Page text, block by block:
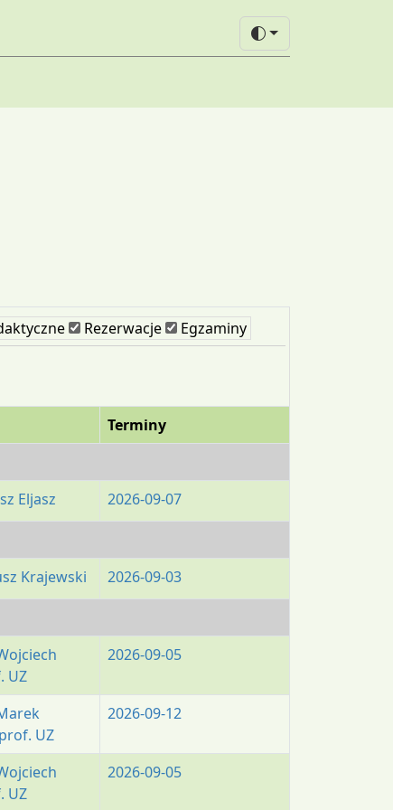
Rezerwacje Egzaminy
Terminy
Eljasz 2026-09-07
Krajewski 2026-09-03
UZ
2026-09-05
UZ
2026-09-12
UZ
2026-09-05